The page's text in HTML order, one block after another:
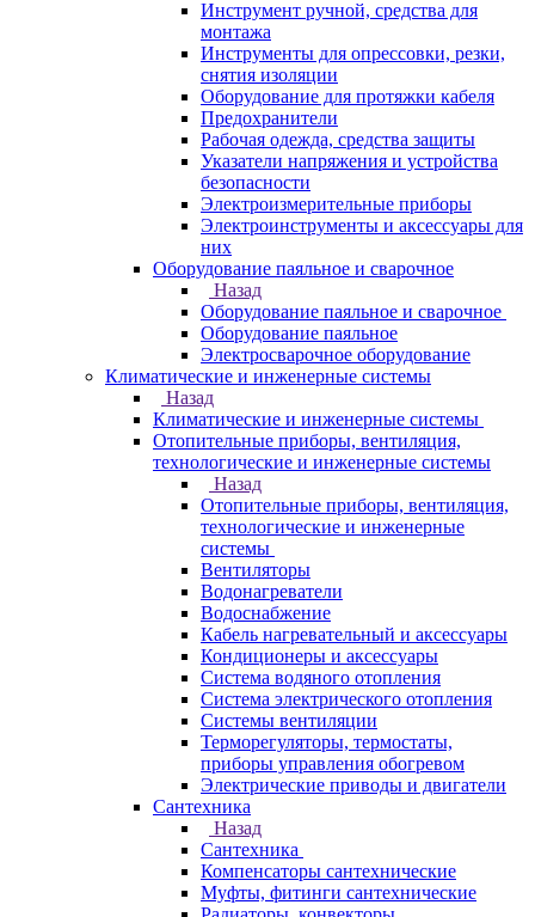
Инструмент ручной, средства для
монтажа
Инструменты для опрессовки, резки,
снятия изоляции
Оборудование для протяжки кабеля
Предохранители
Рабочая одежда, средства защиты
Указатели напряжения и устройства
безопасности
Электроизмерительные приборы
Электроинструменты и аксессуары для
них
Оборудование паяльное и сварочное
Назад
Оборудование паяльное и сварочное
Оборудование паяльное
Электросварочное оборудование
Климатические и инженерные системы
Назад
Климатические и инженерные системы
Отопительные приборы, вентиляция,
технологические и инженерные системы
Назад
Отопительные приборы, вентиляция,
технологические и инженерные
системы
Вентиляторы
Водонагреватели
Водоснабжение
Кабель нагревательный и аксессуары
Кондиционеры и аксессуары
Система водяного отопления
Система электрического отопления
Системы вентиляции
Терморегуляторы, термостаты,
приборы управления обогревом
Электрические приводы и двигатели
Сантехника
Назад
Сантехника
Компенсаторы сантехнические
Муфты, фитинги сантехнические